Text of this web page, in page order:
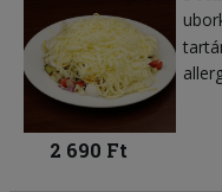
2 690 Ft